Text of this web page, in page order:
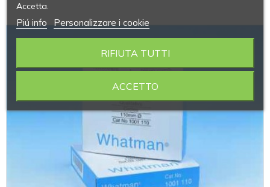
Accetta.
Piú info Personalizzare i cookie
RIFIUTA TUTTI
ACCETTO